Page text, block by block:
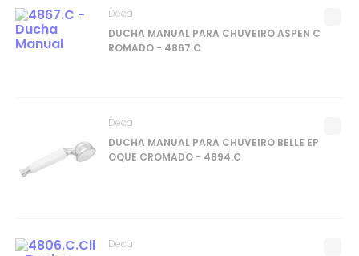
DUCHA MANUAL PARA CHUVEIRO ASPEN C
ROMADO - 4867.C
Deca
DUCHA MANUAL PARA CHUVEIRO BELLE EP
OQUE CROMADO - 4894.C
Deca
Deca